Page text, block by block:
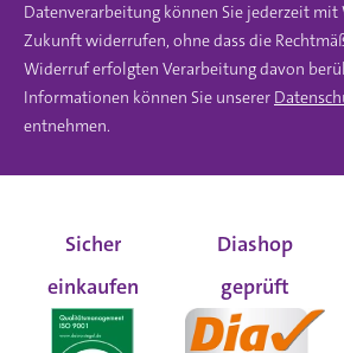
Datenverarbeitung können Sie jederzeit
Zukunft widerrufen, ohne dass die
Widerruf erfolgten Verarbeitung davon
Informationen können Sie unserer
entnehmen.
Sicher
einkaufen
Diashop
geprüft